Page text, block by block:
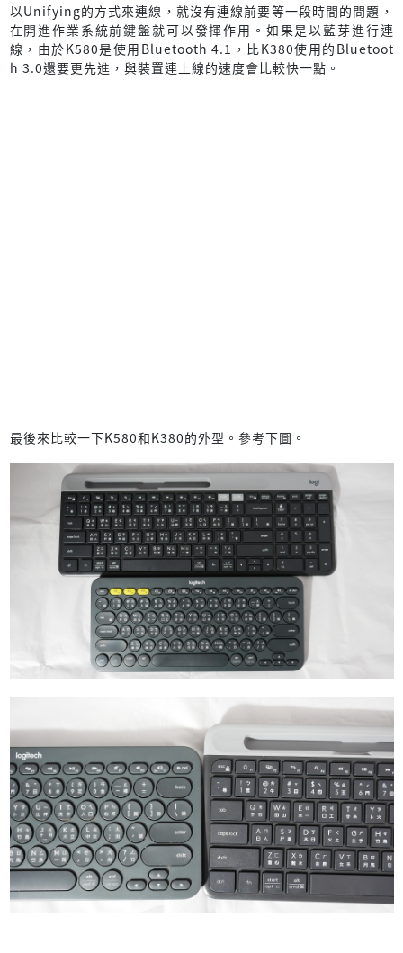
以Unifying的方式來連線，就沒有連線前要等一段時間的問題，
在開進作業系統前鍵盤就可以發揮作用。如果是以藍芽進行連
線，由於K580是使用Bluetooth 4.1，比K380使用的Bluetoot
h 3.0還要更先進，與裝置連上線的速度會比較快一點。
最後來比較一下K580和K380的外型。參考下圖。